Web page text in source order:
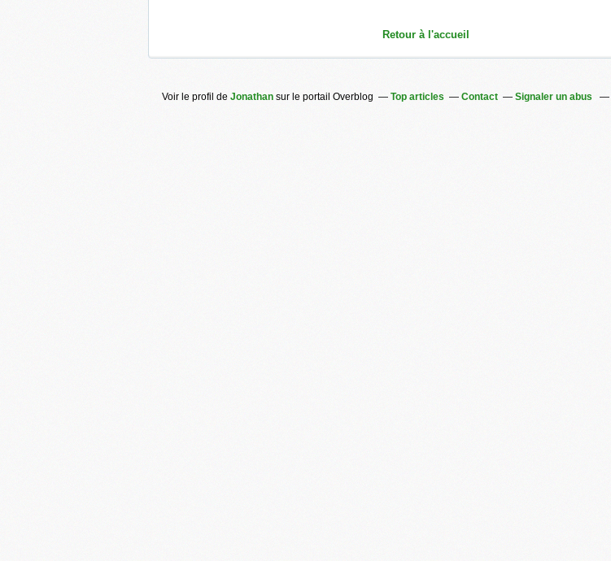
Retour à l'accueil
Voir le profil de Jonathan sur le portail Overblog Top articles Contact Signaler un abus